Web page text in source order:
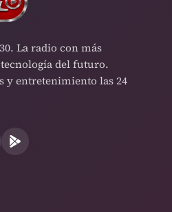
La radio con más
del futuro.
y entretenimiento las 24